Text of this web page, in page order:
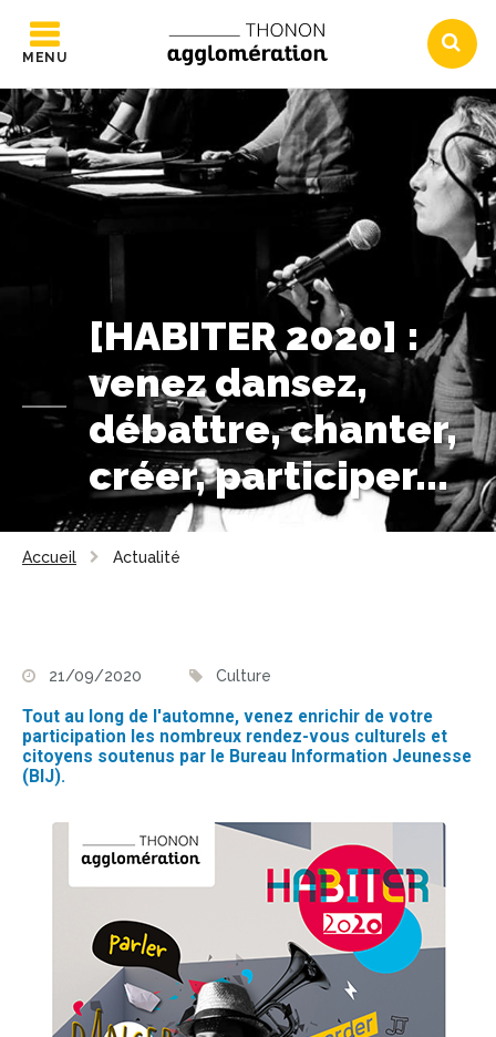
MENU
[HABITER 2020] :
venez dansez,
débattre, chanter,
créer, participer...
Accueil Actualité
21/09/2020 Culture
Tout au long de l'automne, venez enrichir de votre
participation les nombreux rendez-vous culturels et
citoyens soutenus par le Bureau Information Jeunesse
(BIJ).